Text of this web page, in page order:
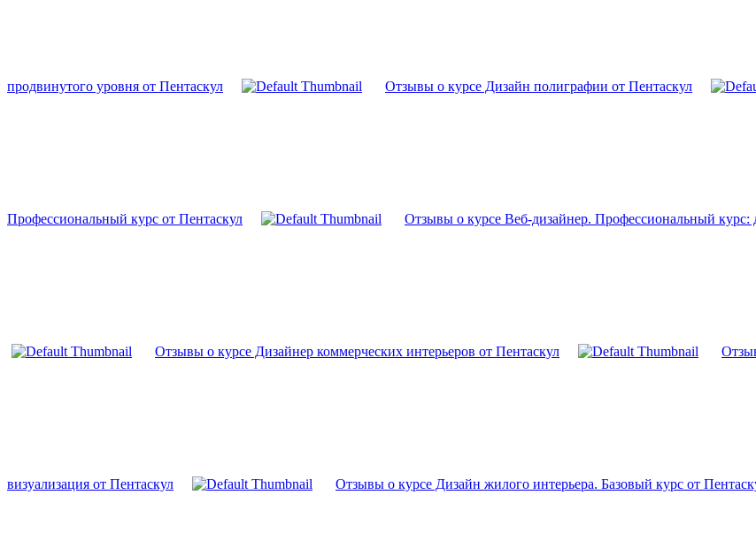
продвинутого уровня от Пентаскул Отзывы о курсе Дизайн полиграфии от Пентаскул
Профессиональный курс от Пентаскул Отзывы о курсе Веб-дизайнер. Профессиональный курс:
Отзывы о курсе Дизайнер коммерческих интерьеров от Пентаскул
визуализация от Пентаскул Отзывы о курсе Дизайн жилого интерьера. Базовый курс от